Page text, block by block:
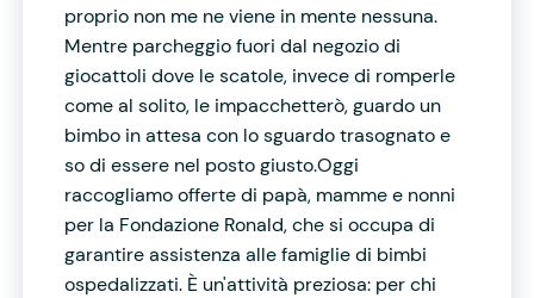
proprio non me ne viene in mente nessuna.
Mentre parcheggio fuori dal negozio di
giocattoli dove le scatole, invece di romperle
come al solito, le impacchetterò, guardo un
bimbo in attesa con lo sguardo trasognato e
so di essere nel posto giusto.Oggi
raccogliamo offerte di papà, mamme e nonni
per la Fondazione Ronald, che si occupa di
garantire assistenza alle famiglie di bimbi
ospedalizzati. È un'attività preziosa: per chi